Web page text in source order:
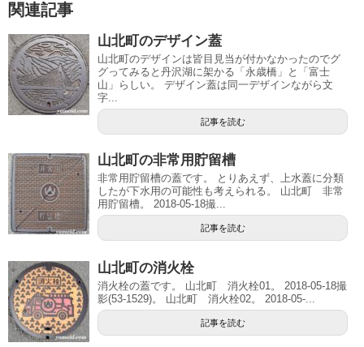
関連記事
山北町のデザイン蓋
山北町のデザインは皆目見当が付かなかったのでグ
グってみると丹沢湖に架かる「永歳橋」と「富士
山」らしい。 デザイン蓋は同一デザインながら文
字...
記事を読む
山北町の非常用貯留槽
非常用貯留槽の蓋です。 とりあえず、上水蓋に分類
したが下水用の可能性も考えられる。 山北町 非常
用貯留槽。 2018-05-18撮...
記事を読む
山北町の消火栓
消火栓の蓋です。 山北町 消火栓01。 2018-05-18撮
影(53-1529)。 山北町 消火栓02。 2018-05-...
記事を読む